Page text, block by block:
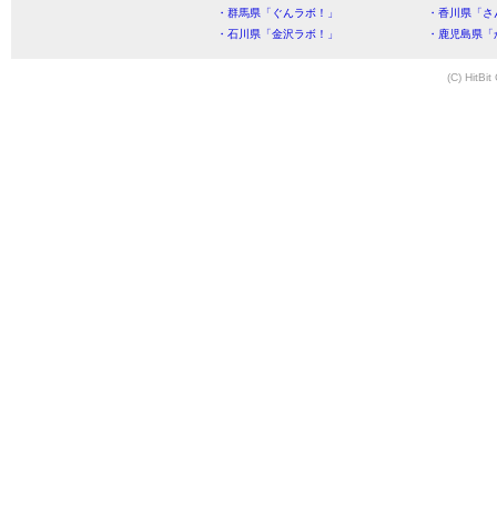
・群馬県「ぐんラボ！」
・香川県「
・石川県「金沢ラボ！」
・鹿児島県
(C) HitBit